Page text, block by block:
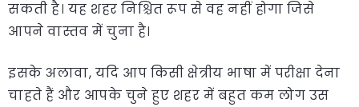
सकती है। यह शहर निश्चित रूप से वह नहीं होगा जिसे
आपने वास्तव में चुना है।
इसके अलावा, यदि आप किसी क्षेत्रीय भाषा में परीक्षा देना
चाहते हैं और आपके चुने हुए शहर में बहुत कम लोग उस